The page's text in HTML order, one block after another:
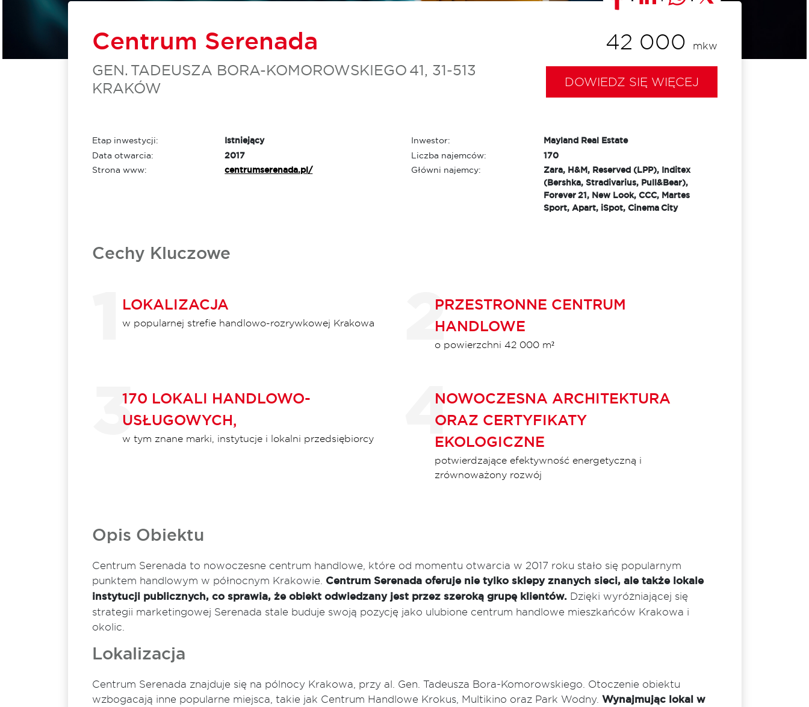
Centrum Serenada
GEN. TADEUSZA BORA-KOMOROWSKIEGO 41, 31‑513
KRAKÓW
42 000 mkw
DOWIEDZ SIĘ WIĘCEJ
Etap inwestycji:
Istniejący
Data otwarcia:
2017
Strona www:
centrumserenada.pl/
Inwestor:
Mayland Real Estate
Liczba najemców:
170
Główni najemcy:
Zara, H&M, Reserved (LPP), Inditex
(Bershka, Stradivarius, Pull&Bear),
Forever 21, New Look, CCC, Martes
Sport, Apart, iSpot, Cinema City
Cechy Kluczowe
LOKALIZACJA
w popularnej strefie handlowo-rozrywkowej Krakowa
PRZESTRONNE CENTRUM
HANDLOWE
o powierzchni 42 000 m²
170 LOKALI HANDLOWO-
USŁUGOWYCH,
w tym znane marki, instytucje i lokalni przedsiębiorcy
NOWOCZESNA ARCHITEKTURA
ORAZ CERTYFIKATY
EKOLOGICZNE
potwierdzające efektywność energetyczną i
zrównoważony rozwój
Opis Obiektu
Centrum Serenada to nowoczesne centrum handlowe, które od momentu otwarcia w 2017 roku stało się popularnym
punktem handlowym w północnym Krakowie. Centrum Serenada oferuje nie tylko sklepy znanych sieci, ale także lokale
instytucji publicznych, co sprawia, że obiekt odwiedzany jest przez szeroką grupę klientów.Dzięki wyróżniającej się
strategii marketingowej Serenada stale buduje swoją pozycję jako ulubione centrum handlowe mieszkańców Krakowa i
okolic.
Lokalizacja
Centrum Serenada znajduje się na pólnocy Krakowa, przy al. Gen. Tadeusza Bora-Komorowskiego. Otoczenie obiektu
wzbogacają inne popularne miejsca, takie jak Centrum Handlowe Krokus, Multikino oraz Park Wodny. Wynajmując lokal w